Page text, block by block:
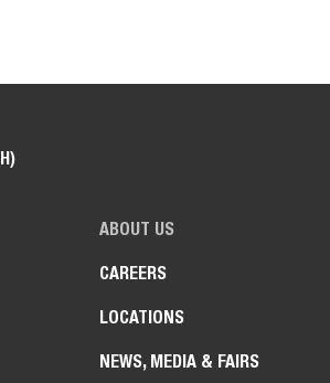
ABOUT US
CAREERS
LOCATIONS
NEWS, MEDIA & FAIRS